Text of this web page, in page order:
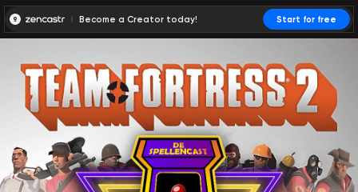
Become a Creator today! Start for free